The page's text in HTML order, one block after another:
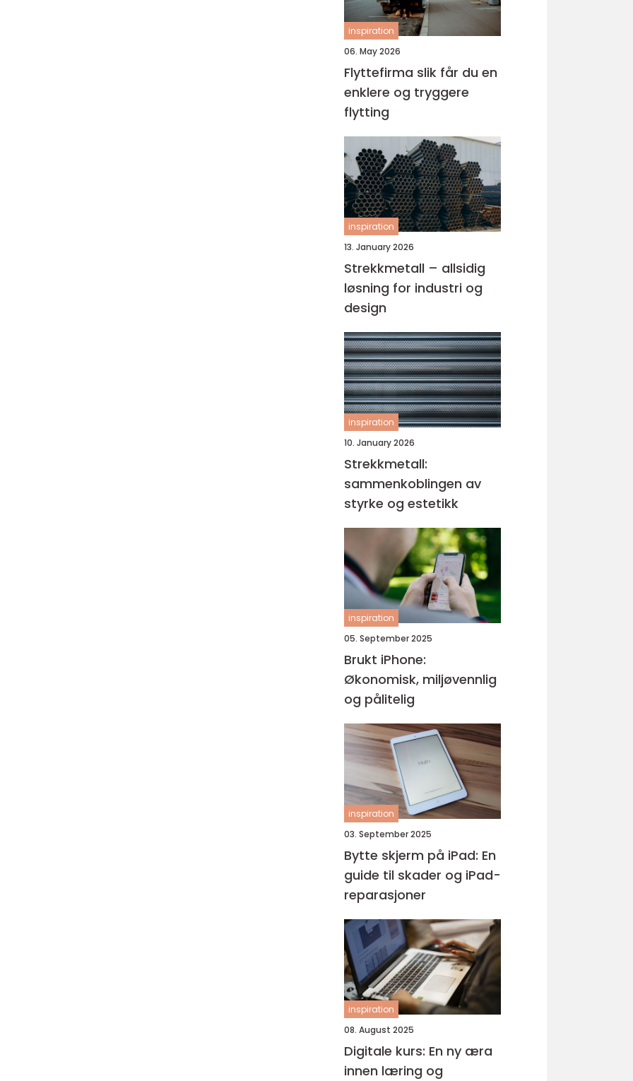
inspiration
06. May 2026
Flyttefirma slik får du en
enklere og tryggere
flytting
inspiration
13. January 2026
Strekkmetall – allsidig
løsning for industri og
design
inspiration
10. January 2026
Strekkmetall:
sammenkoblingen av
styrke og estetikk
inspiration
05. September 2025
Brukt iPhone:
Økonomisk, miljøvennlig
og pålitelig
inspiration
03. September 2025
Bytte skjerm på iPad: En
guide til skader og iPad-
reparasjoner
inspiration
08. August 2025
Digitale kurs: En ny æra
innen læring og